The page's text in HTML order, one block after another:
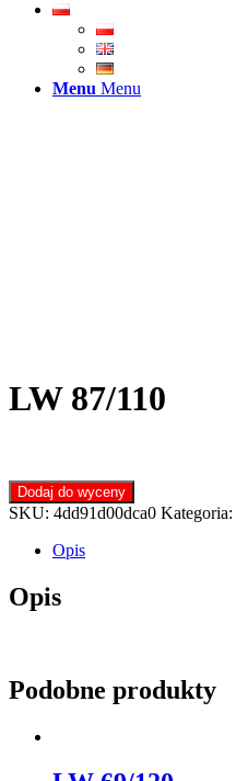
Menu Menu
LW 87/110
Dodaj do wyceny
SKU: 4dd91d00dca0 Kategoria:
Opis
Opis
Podobne produkty